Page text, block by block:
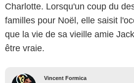
Charlotte. Lorsqu'un coup du
familles pour Noël, elle saisit
que la vie de sa vieille amie
être vraie.
Vincent Formica